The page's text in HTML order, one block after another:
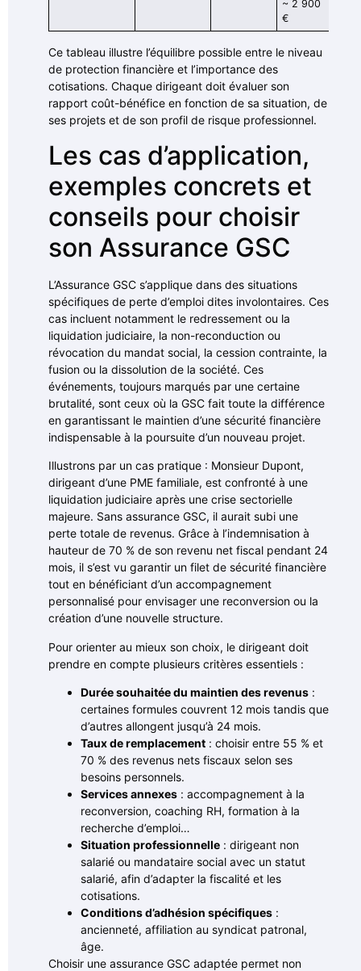
~ 2 900
€
Ce tableau illustre l’équilibre possible entre le niveau
de protection financière et l’importance des
cotisations. Chaque dirigeant doit évaluer son
rapport coût-bénéfice en fonction de sa situation, de
ses projets et de son profil de risque professionnel.
Les cas d’application,
exemples concrets et
conseils pour choisir
son Assurance GSC
L’Assurance GSC s’applique dans des situations
spécifiques de perte d’emploi dites involontaires. Ces
cas incluent notamment le redressement ou la
liquidation judiciaire, la non-reconduction ou
révocation du mandat social, la cession contrainte, la
fusion ou la dissolution de la société. Ces
événements, toujours marqués par une certaine
brutalité, sont ceux où la GSC fait toute la différence
en garantissant le maintien d’une sécurité financière
indispensable à la poursuite d’un nouveau projet.
Illustrons par un cas pratique : Monsieur Dupont,
dirigeant d’une PME familiale, est confronté à une
liquidation judiciaire après une crise sectorielle
majeure. Sans assurance GSC, il aurait subi une
perte totale de revenus. Grâce à l’indemnisation à
hauteur de 70 % de son revenu net fiscal pendant 24
mois, il s’est vu garantir un filet de sécurité financière
tout en bénéficiant d’un accompagnement
personnalisé pour envisager une reconversion ou la
création d’une nouvelle structure.
Pour orienter au mieux son choix, le dirigeant doit
prendre en compte plusieurs critères essentiels :
Durée souhaitée du maintien des revenus :
certaines formules couvrent 12 mois tandis que
d’autres allongent jusqu’à 24 mois.
Taux de remplacement : choisir entre 55 % et
70 % des revenus nets fiscaux selon ses
besoins personnels.
Services annexes : accompagnement à la
reconversion, coaching RH, formation à la
recherche d’emploi…
Situation professionnelle : dirigeant non
salarié ou mandataire social avec un statut
salarié, afin d’adapter la fiscalité et les
cotisations.
Conditions d’adhésion spécifiques :
ancienneté, affiliation au syndicat patronal,
âge.
Choisir une assurance GSC adaptée permet non